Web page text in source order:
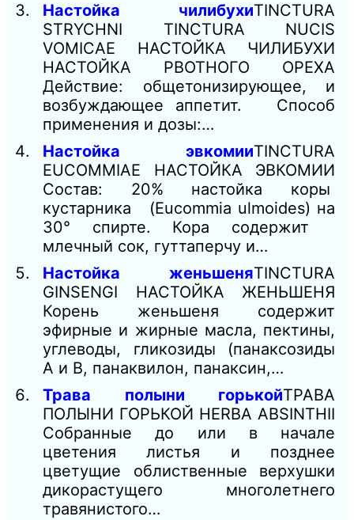
Настойка чилибухиTINCTURA
STRYCHNI TINCTURA NUCIS
VOMICAE НАСТОЙКА ЧИЛИБУХИ
НАСТОЙКА РВОТНОГО ОРЕХА
Действие: общетонизирующее, и
возбуждающее аппетит. Способ
применения и дозы:…
Настойка эвкомииTINCTURA
EUCOMMIAE НАСТОЙКА ЭВКОМИИ
Состав: 20% настойка коры
кустарника (Eucommia ulmoides) на
30° спирте. Кора содержит
млечный сок, гуттаперчу и…
Настойка женьшеняTINCTURA
GINSENGI НАСТОЙКА ЖЕНЬШЕНЯ
Корень женьшеня содержит
эфирные и жирные масла, пектины,
углеводы, гликозиды (панаксозиды
А и В, панаквилон, панаксин,…
Трава полыни горькойТРАВА
ПОЛЫНИ ГОРЬКОЙ HERBA ABSINTHII
Собранные до или в начале
цветения листья и позднее
цветущие облиственные верхушки
дикорастущего многолетнего
травянистого…